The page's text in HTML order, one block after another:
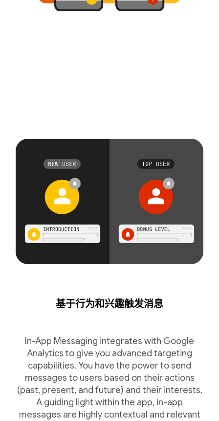
基于行为和兴趣触发消息
In-App Messaging integrates with Google
Analytics to give you advanced targeting
capabilities. You have the power to send
messages to users based on their actions
(past, present, and future) and their interests.
A guiding light within the app, in-app
messages are highly contextual and relevant